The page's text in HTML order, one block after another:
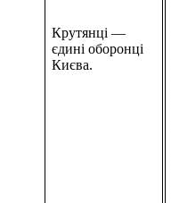
Крутянці —
єдині оборонці
Києва.